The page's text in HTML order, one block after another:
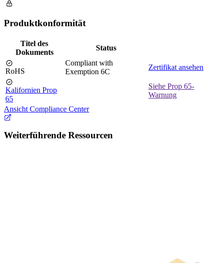
Produktkonformität
Titel des
Dokuments
Status
RoHS
Compliant with
Exemption 6C
Zertifikat ansehen
Kalifornien Prop
65
Siehe Prop 65-
Warnung
Ansicht Compliance Center
Weiterführende Ressourcen